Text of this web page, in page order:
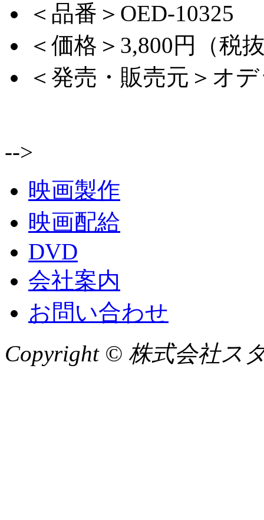
＜品番＞OED-10325
＜価格＞3,800円（税
＜発売・販売元＞オ
-->
映画製作
映画配給
DVD
会社案内
お問い合わせ
Copyright © 株式会社ス